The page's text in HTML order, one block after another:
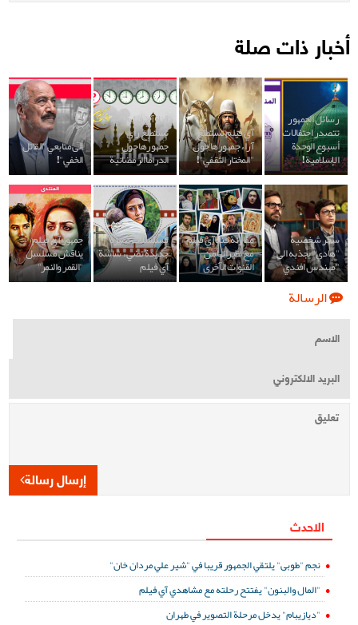
أخبار ذات صلة
رسائل الجمهور
تتصدر احتفالات
أسبوع الوحدة
الإسلامية!
آي فيلم تستطلع
آراء جمهورها حول
"المختار الثقفي"!
قناة آي فيلم
تستطلع رأي
جمهورها حول
الدراما الرمضانية
الى متابعي "القاتل
الخفي"!
سحر شخصية
"هادي" يجذبه الى
"مهندس افندي"
مقارنة قناة آي فيلم
مع نظيراتها من
القنوات الآخرى
مسلسلات مميزة
جديدة تضيء شاشة
آي فيلم
جمهور آي فيلم
يناقش مسلسل
"القمر والنمر"
الرسالة
إرسال رسالة
الاحدث
نجم "طوبى" يلتقي الجمهور قريبا في "شير علي مردان خان"
"المال والبنون" يفتتح رحلته مع مشاهدي آي فيلم
"ديازيبام" يدخل مرحلة التصوير في طهران